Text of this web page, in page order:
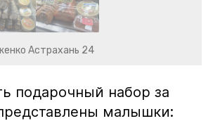
Астрахань 24
подарочный набор за
малышки: